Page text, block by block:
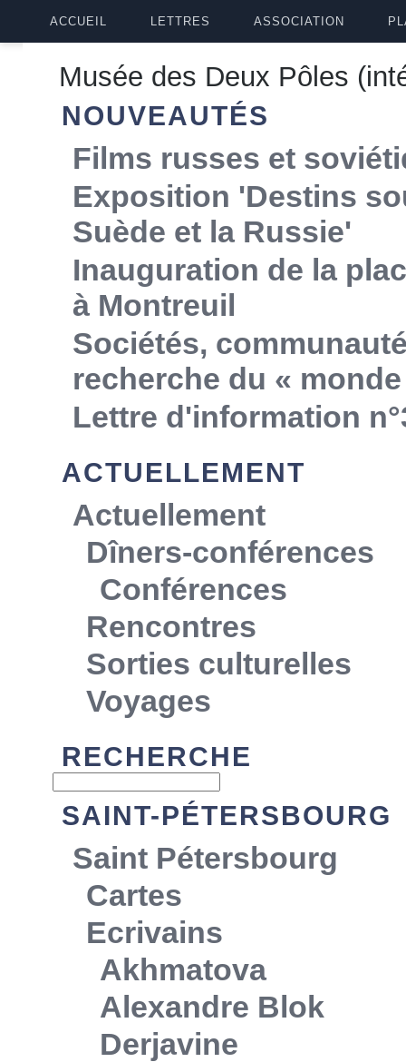
ACCUEIL LETTRES ASSOCIATION
Musée des Deux Pôles
NOUVEAUTÉS
Films russes et
Exposition 'Destins
Suède et la Russie'
Inauguration de la
à Montreuil
Sociétés,
recherche du «
Lettre d'information
ACTUELLEMENT
Actuellement
Dîners-conférences
Conférences
Rencontres
Sorties culturelles
Voyages
RECHERCHE
SAINT-PÉTERSBOURG
Saint Pétersbourg
Cartes
Ecrivains
Akhmatova
Alexandre Blok
Derjavine